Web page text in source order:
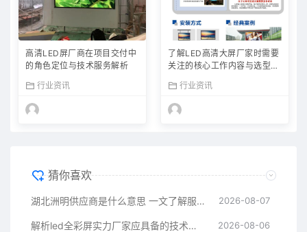
高清LED屏厂商在项目交付中
的角色定位与技术服务解析
行业资讯
了解LED高清大屏厂家时需要
关注的核心工作内容与选型常
行业资讯
猜你喜欢
湖北洲明供应商是什么意思 一文了解服务模式与选择常识 2026-08-07
解析led全彩屏实力厂家应具备的技术积累与产品服务体系 2026-08-06